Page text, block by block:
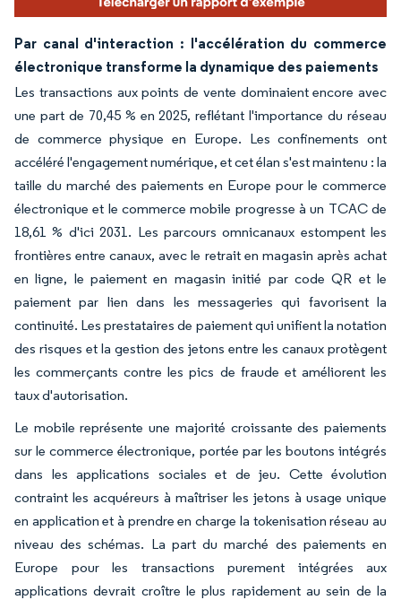
Par canal d'interaction : l'accélération du commerce
électronique transforme la dynamique des paiements
Les transactions aux points de vente dominaient encore avec
une part de 70,45 % en 2025, reflétant l'importance du réseau
de commerce physique en Europe. Les confinements ont
accéléré l'engagement numérique, et cet élan s'est maintenu : la
taille du marché des paiements en Europe pour le commerce
électronique et le commerce mobile progresse à un TCAC de
18,61 % d'ici 2031. Les parcours omnicanaux estompent les
frontières entre canaux, avec le retrait en magasin après achat
en ligne, le paiement en magasin initié par code QR et le
paiement par lien dans les messageries qui favorisent la
continuité. Les prestataires de paiement qui unifient la notation
des risques et la gestion des jetons entre les canaux protègent
les commerçants contre les pics de fraude et améliorent les
taux d'autorisation.
Le mobile représente une majorité croissante des paiements
sur le commerce électronique, portée par les boutons intégrés
dans les applications sociales et de jeu. Cette évolution
contraint les acquéreurs à maîtriser les jetons à usage unique
en application et à prendre en charge la tokenisation réseau au
niveau des schémas. La part du marché des paiements en
Europe pour les transactions purement intégrées aux
applications devrait croître le plus rapidement au sein de la